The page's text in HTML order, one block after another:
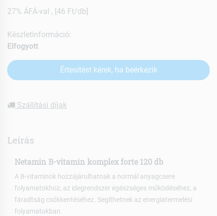
27% ÁFÁ-val , [46 Ft/db]
Készletinformáció:
Elfogyott
Értesítést kérek, ha beérkezik
Szállítási díjak
Leírás
Netamin B-vitamin komplex forte 120 db
A B-vitaminok hozzájárulhatnak a normál anyagcsere
folyamatokhoz, az idegrendszer egészséges működéséhez, a
fáradtság csökkentéséhez. Segíthetnek az energiatermelési
folyamatokban.